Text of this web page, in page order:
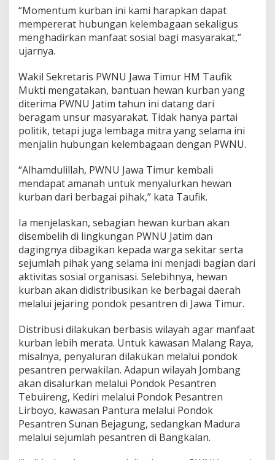
a
K
e
b
a
g
a
n
“Momentum kurban ini kami harapkan dapat
mempererat hubungan kelembagaan sekaligus
menghadirkan manfaat sosial bagi masyarakat,”
ujarnya.
Wakil Sekretaris PWNU Jawa Timur HM Taufik
Mukti mengatakan, bantuan hewan kurban yang
diterima PWNU Jatim tahun ini datang dari
beragam unsur masyarakat. Tidak hanya partai
politik, tetapi juga lembaga mitra yang selama ini
menjalin hubungan kelembagaan dengan PWNU.
“Alhamdulillah, PWNU Jawa Timur kembali
mendapat amanah untuk menyalurkan hewan
kurban dari berbagai pihak,” kata Taufik.
Ia menjelaskan, sebagian hewan kurban akan
disembelih di lingkungan PWNU Jatim dan
dagingnya dibagikan kepada warga sekitar serta
sejumlah pihak yang selama ini menjadi bagian dari
aktivitas sosial organisasi. Selebihnya, hewan
kurban akan didistribusikan ke berbagai daerah
melalui jejaring pondok pesantren di Jawa Timur.
Distribusi dilakukan berbasis wilayah agar manfaat
kurban lebih merata. Untuk kawasan Malang Raya,
misalnya, penyaluran dilakukan melalui pondok
pesantren perwakilan. Adapun wilayah Jombang
akan disalurkan melalui Pondok Pesantren
Tebuireng, Kediri melalui Pondok Pesantren
Lirboyo, kawasan Pantura melalui Pondok
Pesantren Sunan Bejagung, sedangkan Madura
melalui sejumlah pesantren di Bangkalan.